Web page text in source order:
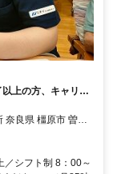
上の方、キャリア
フが丁寧にお教え
／シフト制 8：00～